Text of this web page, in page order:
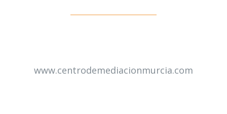
www.centrodemediacionmurcia.com